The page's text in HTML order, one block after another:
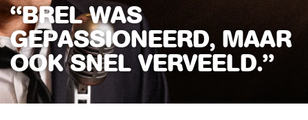
“BREL WAS
GEPASSIONEERD, MAAR
OOK SNEL VERVEELD.”